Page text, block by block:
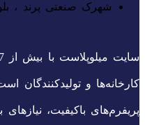
شهرک صنعتی پرند ،
کارخانه‌ها و تولیدکنندگان
پریفرم‌های باکیفیت،